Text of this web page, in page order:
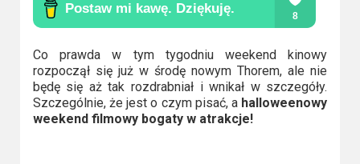
Kino
polskie
Komedie
Korea
Co prawda w tym tygodniu weekend kinowy
rozpoczął się już w środę nowym Thorem, ale nie
będę się aż tak rozdrabniał i wnikał w szczegóły.
Szczególnie, że jest o czym pisać, a halloweenowy
weekend filmowy bogaty w atrakcje!